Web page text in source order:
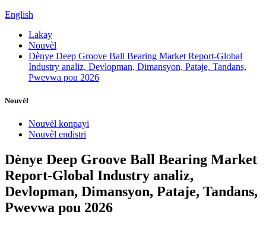
English
Lakay
Nouvèl
Dènye Deep Groove Ball Bearing Market Report-Global
Industry analiz, Devlopman, Dimansyon, Pataje, Tandans,
Pwevwa pou 2026
Nouvèl
Nouvèl konpayi
Nouvèl endistri
Dènye Deep Groove Ball Bearing Market
Report-Global Industry analiz,
Devlopman, Dimansyon, Pataje, Tandans,
Pwevwa pou 2026